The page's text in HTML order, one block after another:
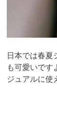
日本では春夏
も可愛いです
ジュアルに使